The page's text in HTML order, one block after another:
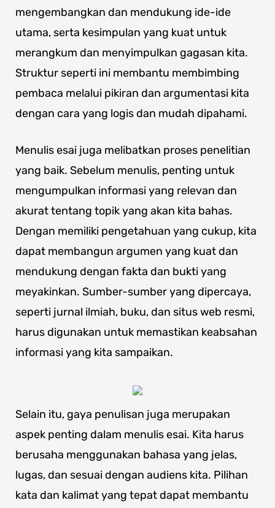
mengembangkan dan mendukung ide-ide
utama, serta kesimpulan yang kuat untuk
merangkum dan menyimpulkan gagasan kita.
Struktur seperti ini membantu membimbing
pembaca melalui pikiran dan argumentasi kita
dengan cara yang logis dan mudah dipahami.
Menulis esai juga melibatkan proses penelitian
yang baik. Sebelum menulis, penting untuk
mengumpulkan informasi yang relevan dan
akurat tentang topik yang akan kita bahas.
Dengan memiliki pengetahuan yang cukup, kita
dapat membangun argumen yang kuat dan
mendukung dengan fakta dan bukti yang
meyakinkan. Sumber-sumber yang dipercaya,
seperti jurnal ilmiah, buku, dan situs web resmi,
harus digunakan untuk memastikan keabsahan
informasi yang kita sampaikan.
Selain itu, gaya penulisan juga merupakan
aspek penting dalam menulis esai. Kita harus
berusaha menggunakan bahasa yang jelas,
lugas, dan sesuai dengan audiens kita. Pilihan
kata dan kalimat yang tepat dapat membantu